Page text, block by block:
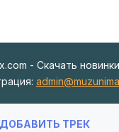
- Скачать
ДОБАВИТЬ ТРЕК